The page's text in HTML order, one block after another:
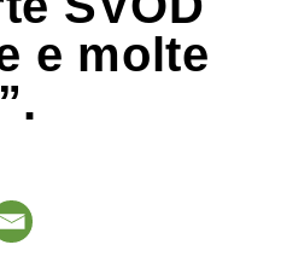
e molte